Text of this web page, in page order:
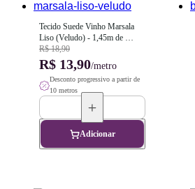
Tecido Suede Vinho Marsala
Liso (Veludo) - 1,45m de
Largura
R$ 18,90
R$ 13,90/metro
Desconto progressivo a partir de
10 metros
Adicionar